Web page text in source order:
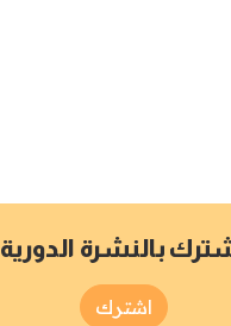
بالنشرة الدورية
اشترك